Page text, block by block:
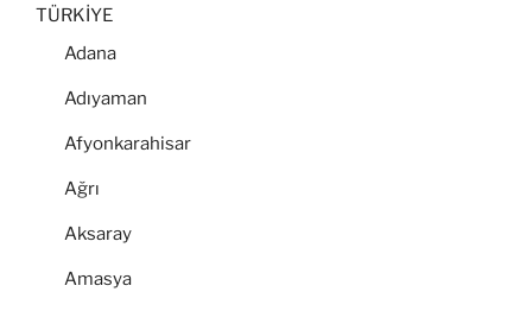
TÜRKİYE
Adana
Adıyaman
Afyonkarahisar
Ağrı
Aksaray
Amasya